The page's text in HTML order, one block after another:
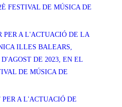
FESTIVAL DE MÚSICA DE
PER A L'ACTUACIÓ DE LA
ILLES BALEARS,
DE 2023, EN EL
DE MÚSICA DE
PER A L'ACTUACIÓ DE